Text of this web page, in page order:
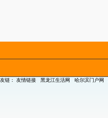
友链： 友情链接 黑龙江生活网 哈尔滨门户网